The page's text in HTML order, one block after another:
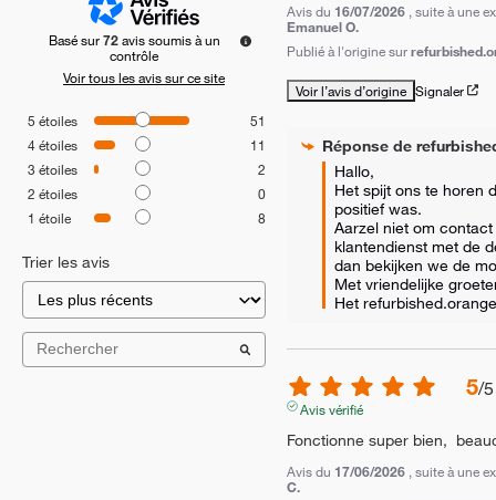
Basé sur72 avis soumis à un
contrôle
Voir tous les avis sur ce site
5 étoiles
51
4étoiles
11
3 étoiles
2
2 étoiles
0
1 étoile 8
Trier les avis
Avis du 16/07/2026 , suite à une
Emanuel O.
Publié à l'origine sur
Voir l’avis d’origine Signaler
Réponse de
Hallo,
Het spijt ons te horen
positief was.
Aarzel niet om
klantendienst met de
dan bekijken we de
Met vriendelijke
Het
5/5
Avis vérifié
Fonctionne super bien,
Avis du 17/06/2026 , suite à une
C.